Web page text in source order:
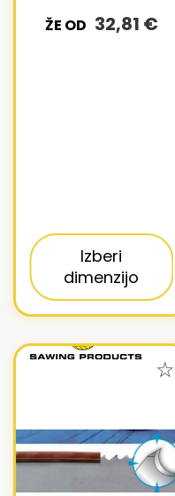
ŽE OD 32,81 €
Izberi
dimenzijo